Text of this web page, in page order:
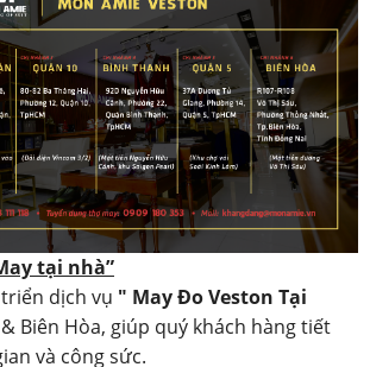
tại nhà”
dịch vụ " May Đo Veston Tại
Biên Hòa, giúp quý khách hàng tiết
và công sức.